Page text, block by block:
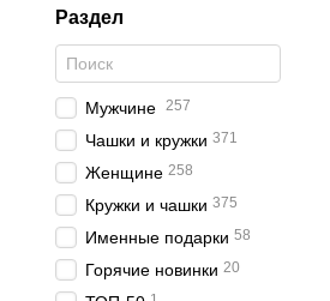
Раздел
Мужчине 257
Чашки и кружки 371
Женщине 258
Кружки и чашки 375
Именные подарки 58
Горячие новинки 20